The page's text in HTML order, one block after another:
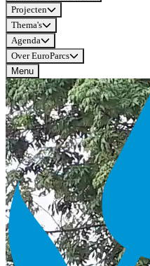
Projecten
Thema's
Agenda
Over EuroParcs
Menu